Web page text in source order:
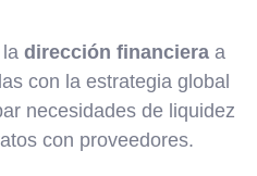
dirección financiera a
con la estrategia global
necesidades de liquidez
con proveedores.